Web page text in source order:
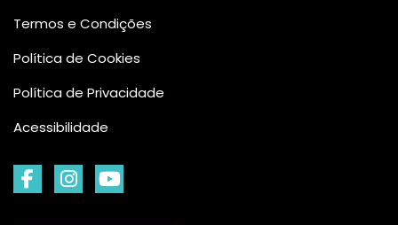
Termos e Condições
Política de Cookies
Política de Privacidade
Acessibilidade